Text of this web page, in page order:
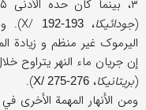
(جودائیکا، X/192-193
).
الیرموک غیر منظم و زیادة
(بریتانیکا، X/ 275-276
).
ومن الأنهار المهمة الأخری